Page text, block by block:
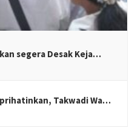
segera Desak Keja…
Takwadi Wa…